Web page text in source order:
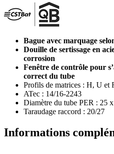
Bague avec marquage
Douille de sertissage en
corrosion
Fenêtre de contrôle pour
correct du tube
Profils de matrices : H, U et
ATec : 14/16-2243
Diamètre du tube PER : 25
Taraudage raccord : 20/27
Informations